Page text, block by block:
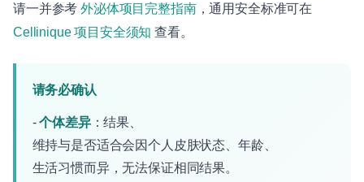
请一并参考外泌体项目完整指南，通用安全标准可在
Cellinique 项目安全须知 查看。
请务必确认
-个体差异：结果、
维持与是否适合会因个人皮肤状态、年龄、
生活习惯而异，无法保证相同结果。